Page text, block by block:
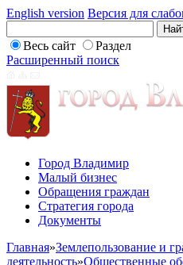
English version Версия для
Весь сайт
Раздел
Расширенный поиск
Город Владимир
Малый бизнес
Обращения граждан
Стратегия города
Документы
Главная»Землепользование и
деятельность»Общественные